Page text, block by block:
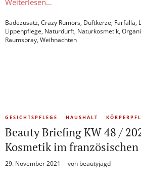
Weiterlesen…
Badezusatz, Crazy Rumors, Duftkerze, Farfalla,
Lippenpflege, Naturdurft, Naturkosmetik,
Raumspray, Weihnachten
GESICHTSPFLEGE HAUSHALT
Beauty Briefing KW 48 /
Kosmetik im
29. November 2021 von beautyjagd